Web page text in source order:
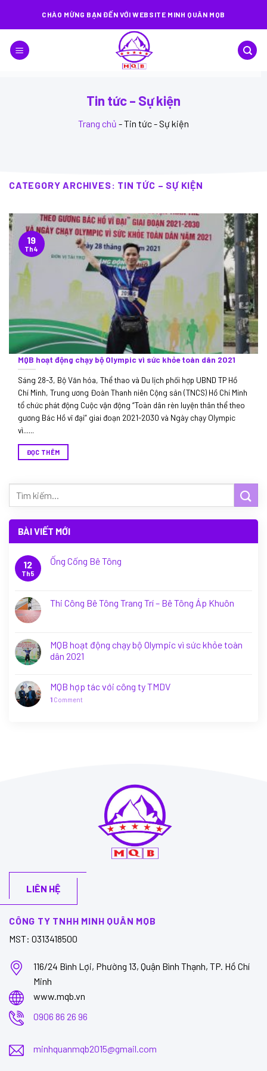
CHÀO MỪNG BẠN ĐẾN VỚI WEBSITE MINH QUÂN MQB
Tin tức – Sự kiện
Trang chủ -Tin tức - Sự kiện
CATEGORY ARCHIVES: TIN TỨC – SỰ KIỆN
MQB hoạt động chạy bộ Olympic vì sức khỏe toàn dân 2021
Sáng 28-3, Bộ Văn hóa, Thể thao và Du lịch phối hợp UBND TP Hồ
Chí Minh, Trung ương Đoàn Thanh niên Cộng sản (TNCS) Hồ Chí Minh
tổ chức phát động Cuộc vận động “Toàn dân rèn luyện thân thể theo
gương Bác Hồ vĩ đại” giai đoạn 2021-2030 và Ngày chạy Olympic
vì......
ĐỌC THÊM
19
Th4
BÀI VIẾT MỚI
12
Th5
Ống Cống Bê Tông
Thi Công Bê Tông Trang Trí – Bê Tông Áp Khuôn
MQB hoạt động chạy bộ Olympic vì sức khỏe toàn
dân 2021
MQB hợp tác với công ty TMDV
1Comment
LIÊN HỆ
CÔNG TY TNHH MINH QUÂN MQB
MST: 0313418500
116/24 Bình Lợi, Phường 13, Quận Bình Thạnh, TP. Hồ Chí
Minh
www.mqb.vn
0906 86 26 96
minhquanmqb2015@gmail.com